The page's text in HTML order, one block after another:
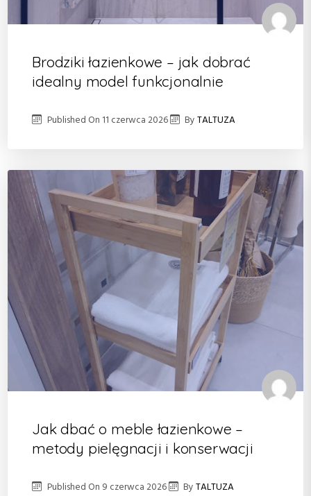
Brodziki łazienkowe – jak dobrać
idealny model funkcjonalnie
Published On 11 czerwca 2026 ByTALTUZA
Jak dbać o meble łazienkowe –
metody pielęgnacji i konserwacji
Published On 9 czerwca 2026 ByTALTUZA